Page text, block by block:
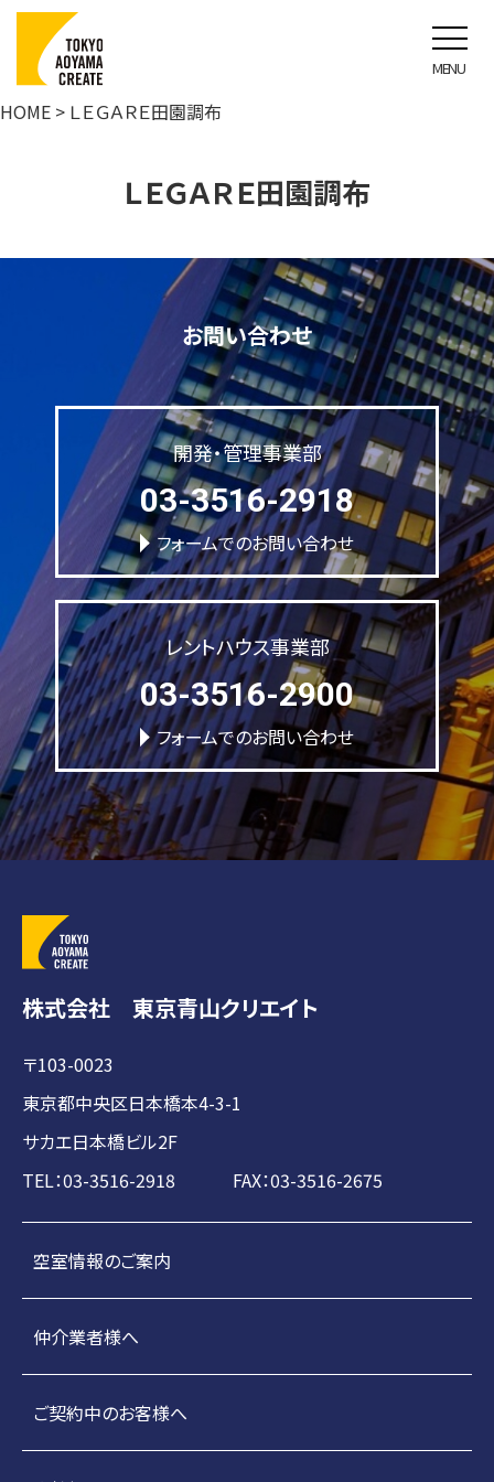
ＬＥＧＡＲＥ田園調布
HOME > ＬＥＧＡＲＥ田園調布
ＬＥＧＡＲＥ田園調布
お問い合わせ
開発・管理事業部
03-3516-2918
フォームでのお問い合わせ
レントハウス事業部
03-3516-2900
フォームでのお問い合わせ
株式会社 東京青山クリエイト
〒103-0023
東京都中央区日本橋本4-3-1
サカエ日本橋ビル2F
TEL：03-3516-2918 FAX：03-3516-2675
空室情報のご案内
仲介業者様へ
ご契約中のお客様へ